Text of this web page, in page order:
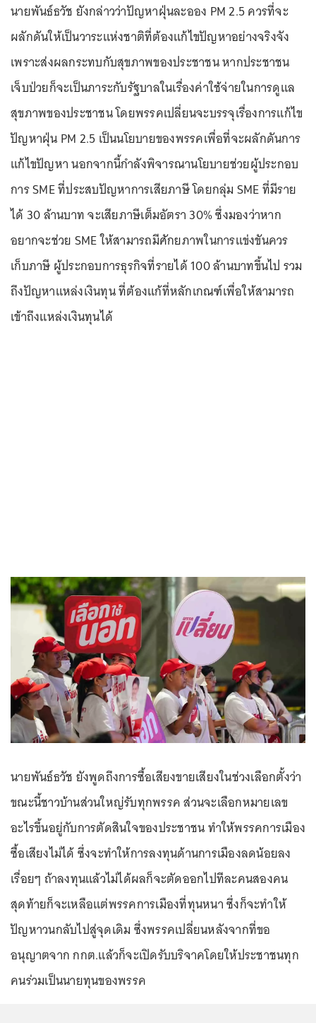
นายพันธ์ธวัช ยังกล่าวว่าปัญหาฝุ่นละออง PM 2.5 ควรที่จะ
ผลักดันให้เป็นวาระแห่งชาติที่ต้องแก้ไขปัญหาอย่างจริงจัง
เพราะส่งผลกระทบกับสุขภาพของประชาชน หากประชาชน
เจ็บป่วยก็จะเป็นภาระกับรัฐบาลในเรื่องค่าใช้จ่ายในการดูแล
สุขภาพของประชาชน โดยพรรคเปลี่ยนจะบรรจุเรื่องการแก้ไข
ปัญหาฝุ่น PM 2.5 เป็นนโยบายของพรรคเพื่อที่จะผลักดันการ
แก้ไขปัญหา นอกจากนี้กำลังพิจารณานโยบายช่วยผู้ประกอบ
การ SME ที่ประสบปัญหาการเสียภาษี โดยกลุ่ม SME ที่มีราย
ได้ 30 ล้านบาท จะเสียภาษีเต็มอัตรา 30% ซึ่งมองว่าหาก
อยากจะช่วย SME ให้สามารถมีศักยภาพในการแข่งขันควร
เก็บภาษี ผู้ประกอบการธุรกิจที่รายได้ 100 ล้านบาทขึ้นไป รวม
ถึงปัญหาแหล่งเงินทุน ที่ต้องแก้ที่หลักเกณฑ์เพื่อให้สามารถ
เข้าถึงแหล่งเงินทุนได้
นายพันธ์ธวัช ยังพูดถึงการซื้อเสียงขายเสียงในช่วงเลือกตั้งว่า
ขณะนี้ชาวบ้านส่วนใหญ่รับทุกพรรค ส่วนจะเลือกหมายเลข
อะไรขึ้นอยู่กับการตัดสินใจของประชาชน ทำให้พรรคการเมือง
ซื้อเสียงไม่ได้ ซึ่งจะทำให้การลงทุนด้านการเมืองลดน้อยลง
เรื่อยๆ ถ้าลงทุนแล้วไม่ได้ผลก็จะตัดออกไปทีละคนสองคน
สุดท้ายก็จะเหลือแต่พรรคการเมืองที่ทุนหนา ซึ่งก็จะทำให้
ปัญหาวนกลับไปสู่จุดเดิม ซึ่งพรรคเปลี่ยนหลังจากที่ขอ
อนุญาตจาก กกต.แล้วก็จะเปิดรับบริจาคโดยให้ประชาชนทุก
คนร่วมเป็นนายทุนของพรรค